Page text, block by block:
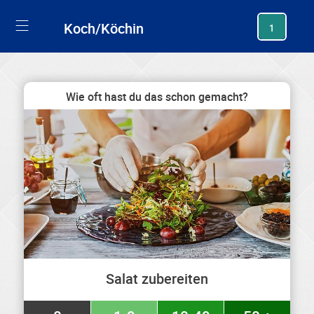
Koch/Köchin 1
Wie oft hast du das schon gemacht?
Salat zubereiten